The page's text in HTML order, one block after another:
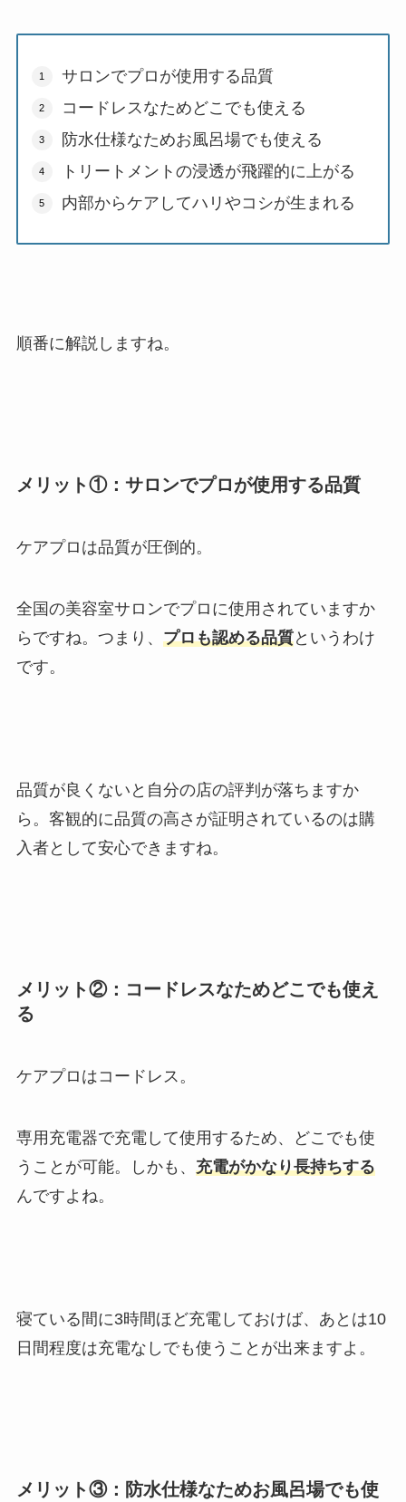
サロンでプロが使用する品質
コードレスなためどこでも使える
防水仕様なためお風呂場でも使える
トリートメントの浸透が飛躍的に上がる
内部からケアしてハリやコシが生まれる
順番に解説しますね。
メリット①：サロンでプロが使用する品質
ケアプロは品質が圧倒的。
全国の美容室サロンでプロに使用されていますか
らですね。つまり、 プロも認める品質というわけ
です。
品質が良くないと自分の店の評判が落ちますか
ら。客観的に品質の高さが証明されているのは購
入者として安心できますね。
メリット②：コードレスなためどこでも使え
る
ケアプロはコードレス。
専用充電器で充電して使用するため、どこでも使
うことが可能。しかも、 充電がかなり長持ちする
んですよね。
寝ている間に3時間ほど充電しておけば、あとは10
日間程度は充電なしでも使うことが出来ますよ。
メリット③：防水仕様なためお風呂場でも使